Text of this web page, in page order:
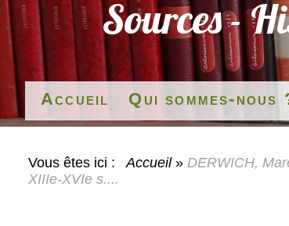
Accueil Qui sommes-nous
Vous êtes ici : Accueil » DERWICH,
XIIIe-XVIe s....